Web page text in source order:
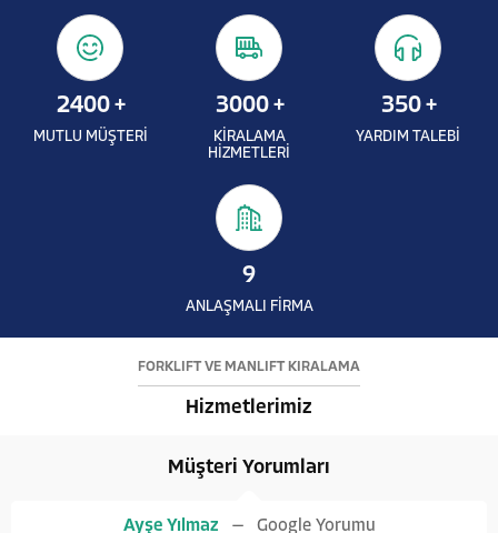
2400+
MUTLU MÜŞTERİ
3000+
KİRALAMA
HİZMETLERİ
350+
YARDIM TALEBİ
9
ANLAŞMALI FİRMA
FORKLİFT VE MANLİFT KİRALAMA
Hizmetlerimiz
Müşteri Yorumları
Ayşe Yılmaz Google Yorumu